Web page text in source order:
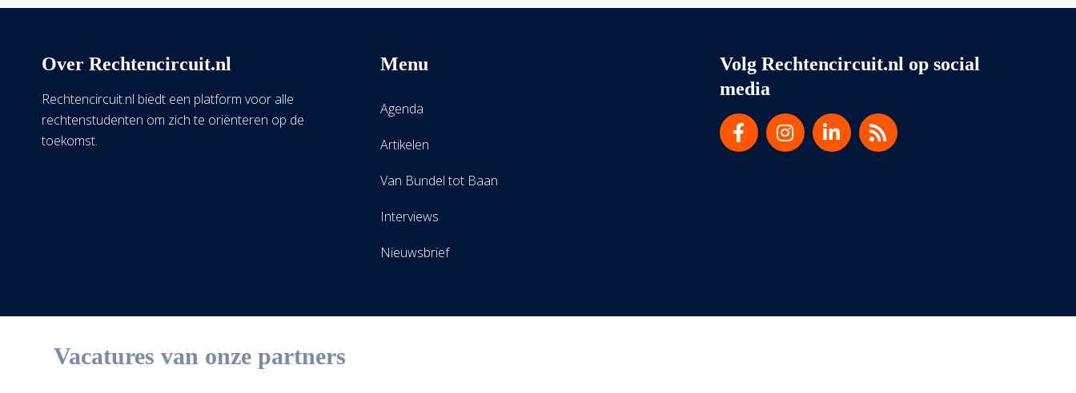
Over Rechtencircuit.nl
Rechtencircuit.nl biedt een platform voor alle
rechtenstudenten om zich te oriënteren op de
toekomst.
Menu
Agenda
Artikelen
Van Bundel tot Baan
Interviews
Nieuwsbrief
Volg Rechtencircuit.nl op social
media
Vacatures van onze partners